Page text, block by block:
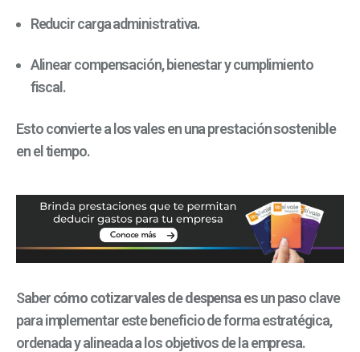
Reducir carga administrativa.
Alinear compensación, bienestar y cumplimiento
fiscal.
Esto convierte a los vales en una prestación sostenible
en el tiempo.
Sabercómo cotizar vales de despensaes un paso clave
para implementar este beneficio de forma estratégica,
ordenada y alineada a los objetivos de la empresa.